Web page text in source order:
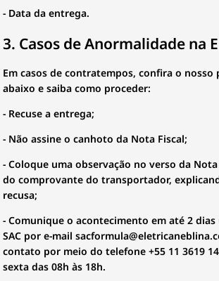
- Data da entrega.
3. Casos de Anormalidade na
Em casos de contratempos, confira o nosso
abaixo e saiba como proceder:
- Recuse a entrega;
- Não assine o canhoto da Nota Fiscal;
- Coloque uma observação no verso da
do comprovante do transportador,
recusa;
- Comunique o acontecimento em até 2
SAC por e-mail
contato por meio do telefone +55 11 3619
sexta das 08h às 18h.